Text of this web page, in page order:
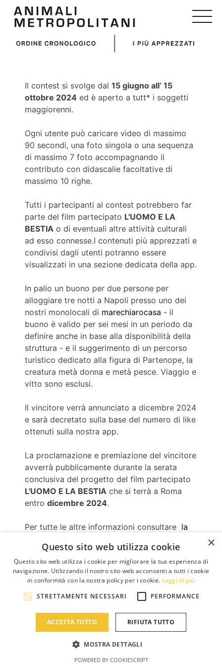
content
Il contest si svolge dal 15 giugno all’ 15
ottobre 2024 ed è aperto a tutt* i soggetti
maggiorenni.
Ogni utente può caricare video di massimo
90 secondi, una foto singola o una sequenza
di massimo 7 foto accompagnando il
contributo con didascalie facoltative di
massimo 10 righe.
Tutti i partecipanti al contest potrebbero far
parte del film partecipato L'UOMO E LA
BESTIA o di eventuali altre attività culturali
ad esso connesse.I contenuti più apprezzati e
condivisi dagli utenti potranno essere
visualizzati in una sezione dedicata della app.
In palio un buono per due persone per
alloggiare tre notti a Napoli presso uno dei
nostri monolocali di marechiarocasa - il
buono è valido per sei mesi in un periodo da
definire anche in base alla disponibilità della
struttura - e il suggerimento di un percorso
turistico dedicato alla figura di Partenope, la
creatura metà donna e metà pesce. Viaggio e
vitto sono esclusi.
Il vincitore verrà annunciato a dicembre 2024
e sarà decretato sulla base del numero di like
ottenuti sulla nostra app.
La proclamazione e premiazione del vincitore
avverrà pubblicamente durante la serata
conclusiva del progetto del film partecipato
L'UOMO E LA BESTIA che si terrà a Roma
entro dicembre 2024.
Per tutte le altre informazioni consultare la
×
Questo sito web utilizza cookie
Questo sito web utilizza i cookie per migliorare la tua esperienza di
navigazione. Utilizzando il nostro sito web acconsenti a tutti i cookie
in conformità con la nostra policy per i cookie. Leggi di più
STRETTAMENTE NECESSARI
PERFORMANCE
ACCETTA TUTTO RIFIUTA TUTTO
MOSTRA DETTAGLI
POWERED BY COOKIESCRIPT